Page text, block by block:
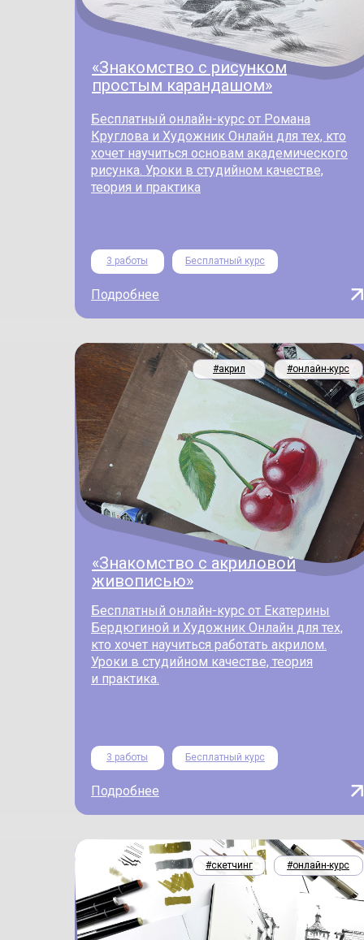
«Знакомство с рисунком
простым карандашом»
Бесплатный онлайн-курс от Романа
Круглова и Художник Онлайн для тех, кто
хочет научиться основам академического
рисунка. Уроки в студийном качестве,
теория и практика
Подробнее
Бесплатный курс
3 работы
«Знакомство с акриловой
живописью»
Бесплатный онлайн-курс от Екатерины
Бердюгиной и Художник Онлайн для тех,
кто хочет научиться работать акрилом.
Уроки в студийном качестве, теория
и практика.
Подробнее
#акрил #онлайн-курс
3 работы Бесплатный курс
#скетчинг #онлайн-курс